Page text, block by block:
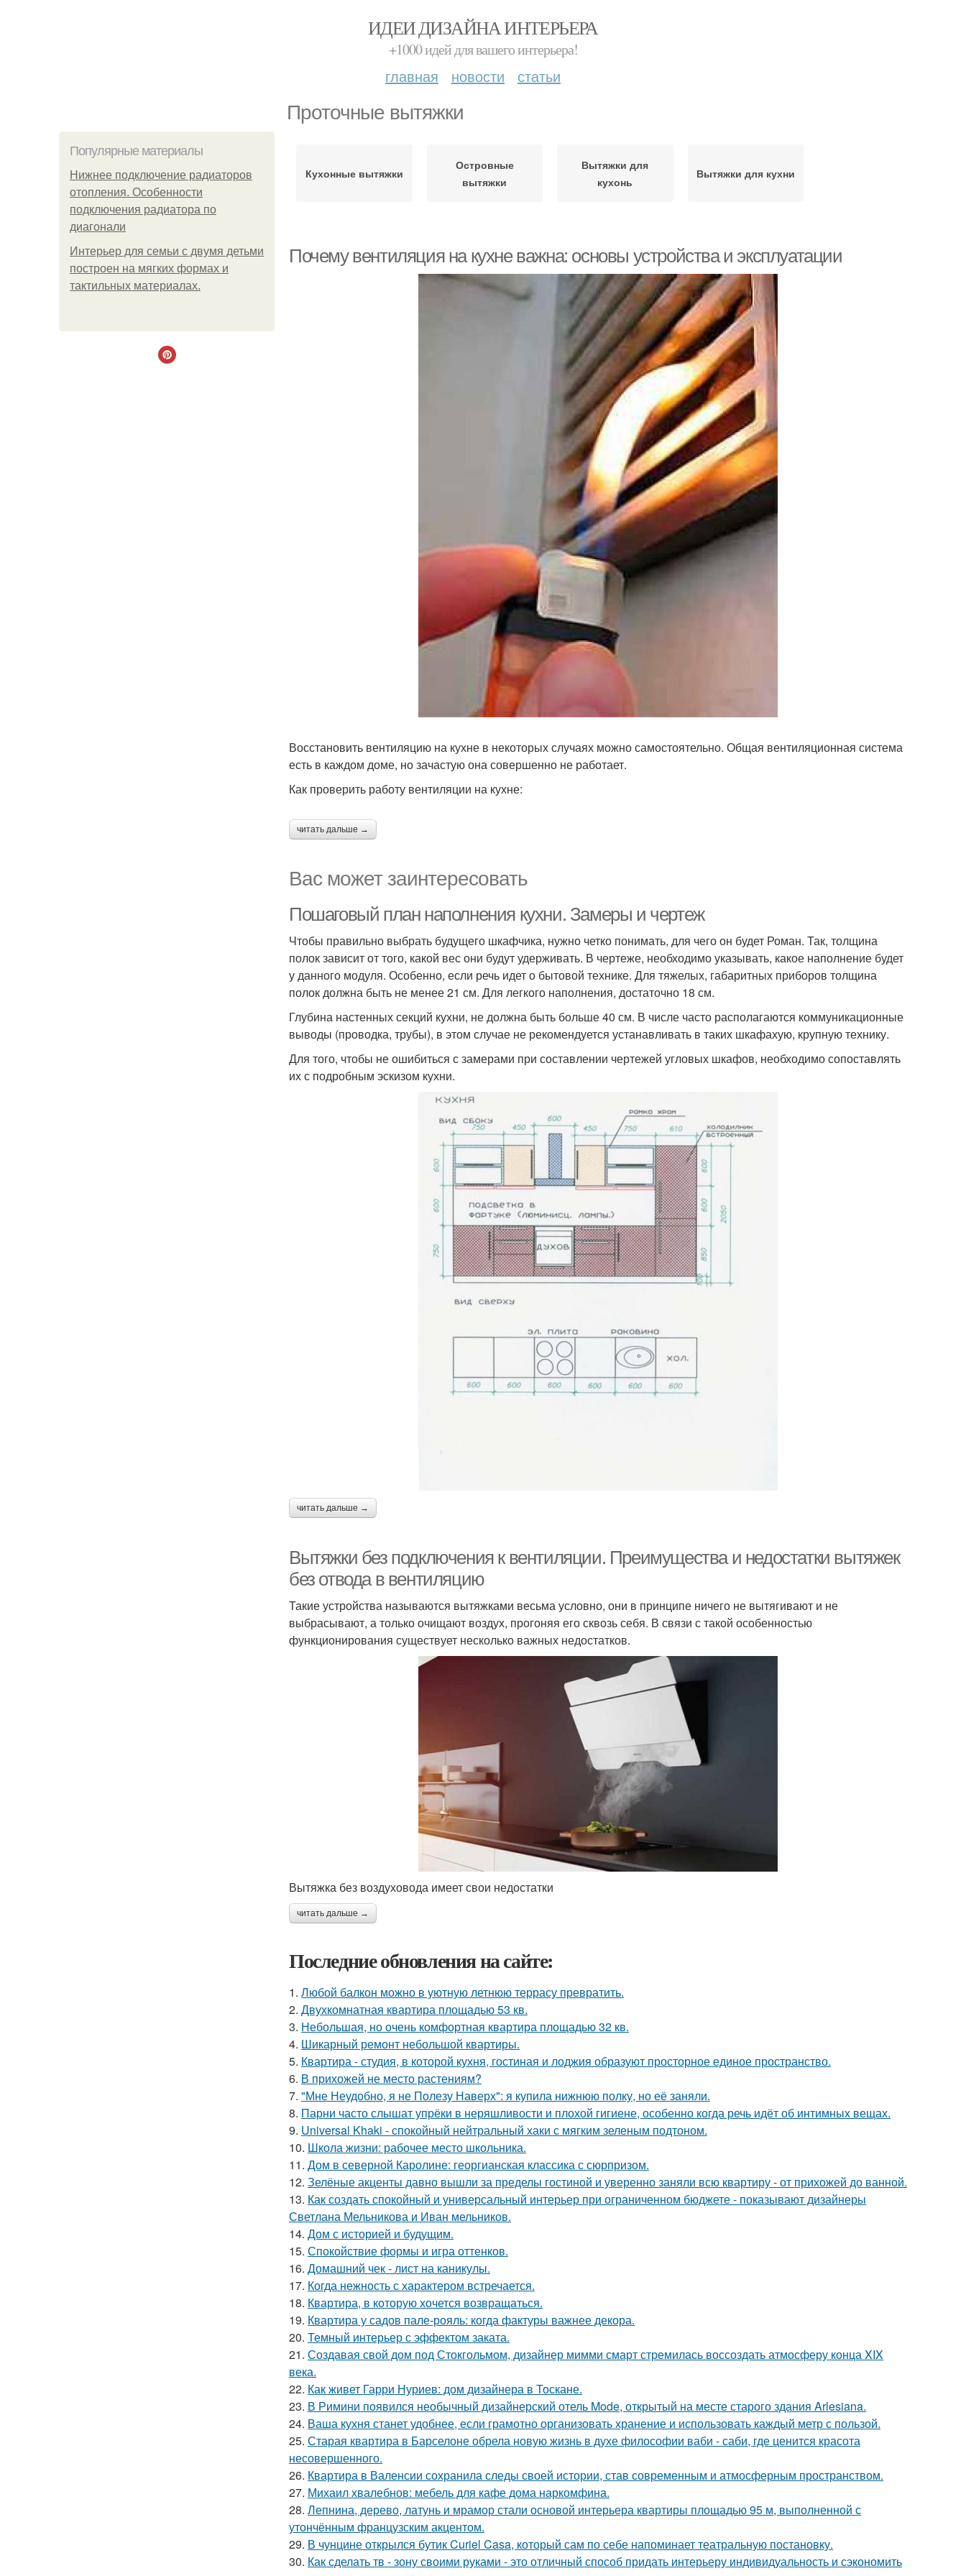
ИДЕИ ДИЗАЙНА ИНТЕРЬЕРА
+1000 идей для вашего интерьера!
главная новости статьи
Проточные вытяжки
Популярные материалы
Нижнее подключение радиаторов
отопления. Особенности
подключения радиатора по
диагонали
Интерьер для семьи с двумя детьми
построен на мягких формах и
тактильных материалах.
Кухонные вытяжки
Островные
вытяжки
Вытяжки для
кухонь
Вытяжки для кухни
Почему вентиляция на кухне важна: основы устройства и эксплуатации
Восстановить вентиляцию на кухне в некоторых случаях можно самостоятельно. Общая вентиляционная система
есть в каждом доме, но зачастую она совершенно не работает.
Как проверить работу вентиляции на кухне:
читать дальше →
Вас может заинтересовать
Пошаговый план наполнения кухни. Замеры и чертеж
Чтобы правильно выбрать будущего шкафчика, нужно четко понимать, для чего он будет Роман. Так, толщина
полок зависит от того, какой вес они будут удерживать. В чертеже, необходимо указывать, какое наполнение будет
у данного модуля. Особенно, если речь идет о бытовой технике. Для тяжелых, габаритных приборов толщина
полок должна быть не менее 21 см. Для легкого наполнения, достаточно 18 см.
Глубина настенных секций кухни, не должна быть больше 40 см. В числе часто располагаются коммуникационные
выводы (проводка, трубы), в этом случае не рекомендуется устанавливать в таких шкафахую, крупную технику.
Для того, чтобы не ошибиться с замерами при составлении чертежей угловых шкафов, необходимо сопоставлять
их с подробным эскизом кухни.
читать дальше →
Вытяжки без подключения к вентиляции. Преимущества и недостатки вытяжек
без отвода в вентиляцию
Такие устройства называются вытяжками весьма условно, они в принципе ничего не вытягивают и не
выбрасывают, а только очищают воздух, прогоняя его сквозь себя. В связи с такой особенностью
функционирования существует несколько важных недостатков.
Вытяжка без воздуховода имеет свои недостатки
читать дальше →
Последние обновления на сайте:
1. Любой балкон можно в уютную летнюю террасу превратить.
2. Двухкомнатная квартира площадью 53 кв.
3. Небольшая, но очень комфортная квартира площадью 32 кв.
4. Шикарный ремонт небольшой квартиры.
5. Квартира - студия, в которой кухня, гостиная и лоджия образуют просторное единое пространство.
6. В прихожей не место растениям?
7. "Мне Неудобно, я не Полезу Наверх": я купила нижнюю полку, но её заняли.
8. Парни часто слышат упрёки в неряшливости и плохой гигиене, особенно когда речь идёт об интимных вещах.
9. Universal Khaki - спокойный нейтральный хаки с мягким зеленым подтоном.
10. Школа жизни: рабочее место школьника.
11. Дом в северной Каролине: георгианская классика с сюрпризом.
12. Зелёные акценты давно вышли за пределы гостиной и уверенно заняли всю квартиру - от прихожей до ванной.
13. Как создать спокойный и универсальный интерьер при ограниченном бюджете - показывают дизайнеры
Светлана Мельникова и Иван мельников.
14. Дом с историей и будущим.
15. Спокойствие формы и игра оттенков.
16. Домашний чек - лист на каникулы.
17. Когда нежность с характером встречается.
18. Квартира, в которую хочется возвращаться.
19. Квартира у садов пале-рояль: когда фактуры важнее декора.
20. Темный интерьер с эффектом заката.
21. Создавая свой дом под Стокгольмом, дизайнер мимми смарт стремилась воссоздать атмосферу конца XIX
века.
22. Как живет Гарри Нуриев: дом дизайнера в Тоскане.
23. В Римини появился необычный дизайнерский отель Mode, открытый на месте старого здания Arlesiana.
24. Ваша кухня станет удобнее, если грамотно организовать хранение и использовать каждый метр с пользой.
25. Старая квартира в Барселоне обрела новую жизнь в духе философии ваби - саби, где ценится красота
несовершенного.
26. Квартира в Валенсии сохранила следы своей истории, став современным и атмосферным пространством.
27. Михаил хвалебнов: мебель для кафе дома наркомфина.
28. Лепнина, дерево, латунь и мрамор стали основой интерьера квартиры площадью 95 м, выполненной с
утончённым французским акцентом.
29. В чунцине открылся бутик Curiel Casa, который сам по себе напоминает театральную постановку.
30. Как сделать тв - зону своими руками - это отличный способ придать интерьеру индивидуальность и сэкономить